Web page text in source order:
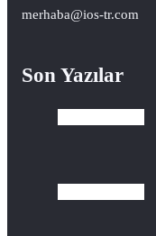
merhaba@ios-tr.com
Son Yazılar